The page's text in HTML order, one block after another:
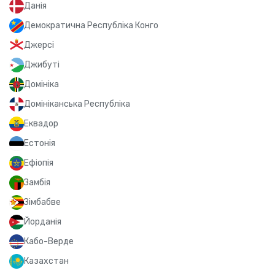
Данія
Демократична Республіка Конго
Джерсі
Джибуті
Домініка
Домініканська Республіка
Еквадор
Естонія
Ефіопія
Замбія
Зімбабве
Йорданія
Кабо-Верде
Казахстан